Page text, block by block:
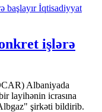
İqtisadiyyat
işlərə
Albaniyada
layihənin icrasına
şirkəti bildirib.